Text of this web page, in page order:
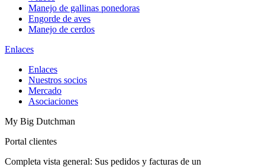
Manejo de gallinas ponedoras
Engorde de aves
Manejo de cerdos
Enlaces
Enlaces
Nuestros socios
Mercado
Asociaciones
My Big Dutchman
Portal clientes
Completa vista general: Sus pedidos y facturas de un